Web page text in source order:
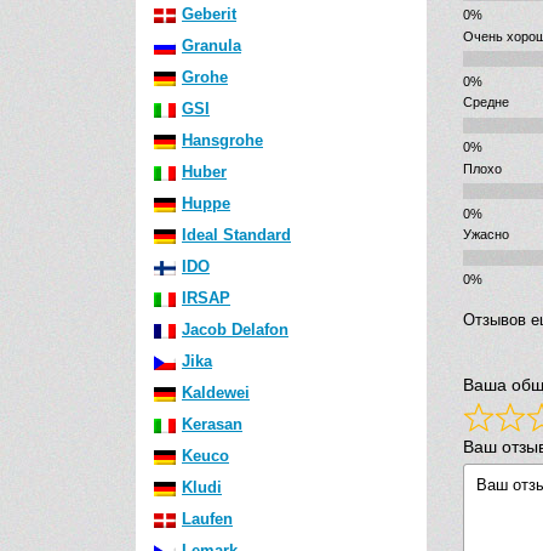
Geberit
Granula
Grohe
GSI
Hansgrohe
Huber
Huppe
Ideal Standard
IDO
IRSAP
Jacob Delafon
Jika
Kaldewei
Kerasan
Keuco
Kludi
Laufen
Очень
Средне
Плохо
Ужасно
Отзывов
Ваша
Ваш